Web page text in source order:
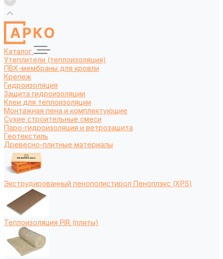
Каталог
Утеплители (теплоизоляция)
ПВХ-мембраны для кровли
Крепеж
Гидроизоляция
Защита гидроизоляции
Клеи для теплоизоляции
Монтажная пена и комплектующие
Сухие строительные смеси
Паро-гидроизоляция и ветрозащита
Геотекстиль
Древесно-плитные материалы
Экструдированный пенополистирол Пеноплэкс (XPS)
Теплоизоляция PIR (плиты)